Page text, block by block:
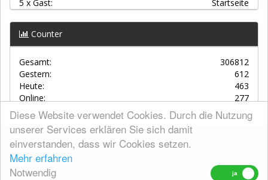
Diese Website verwendet Cookies. Durch die Nutzung
unserer Services erklären Sie sich damit
einverstanden, dass wir Cookies setzen.
Mehr erfahren
Notwendig
5 x Gast:
Startseite
Counter
Gesamt:
306812
Gestern:
612
Heute:
463
Online:
277
AGBs
Kontakt